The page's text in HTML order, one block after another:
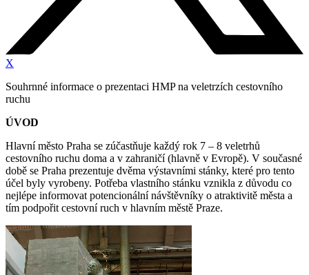
X
Souhrnné informace o prezentaci HMP na veletrzích cestovního
ruchu
ÚVOD
Hlavní město Praha se zúčastňuje každý rok 7 – 8 veletrhů
cestovního ruchu doma a v zahraničí (hlavně v Evropě). V současné
době se Praha prezentuje dvěma výstavními stánky, které pro tento
účel byly vyrobeny. Potřeba vlastního stánku vznikla z důvodu co
nejlépe informovat potencionální návštěvníky o atraktivitě města a
tím podpořit cestovní ruch v hlavním městě Praze.